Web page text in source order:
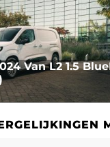
Van L2 1.5